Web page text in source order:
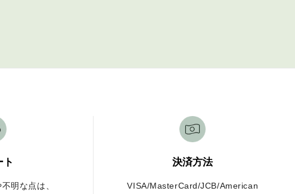
ト
明な点は、
決済方法
VISA/MasterCard/JCB/American